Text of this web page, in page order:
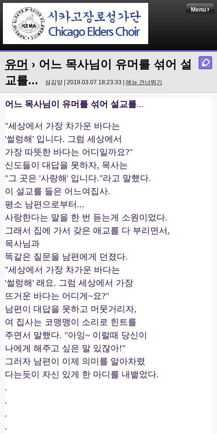
Menu
유머 › 어느 목사님이 유머를 섞어 설
교를...
섬김양 | 2019.03.07 18:23:33 | 메뉴 건너뛰기
어느 목사님이 유머를 섞어 설교를...
"세상에서 가장 차가운 바다는
'썰렁해' 입니다. 그럼 세상에서
가장 따뜻한 바다는 어디일까요?"
신도들이 대답을 못하자, 목사는
"그 곳은 '사랑해' 입니다."라고 말했다.
이 설교를 들은 어느여집사.
평소 남편으로부터...
사랑한다는 말을 한 번 듣는게 소원이었다.
그래서 집에 가서 갖은 애교를 다 부리면서,
목사님과
똑같은 질문을 남편에게 던졌다.
"세상에서 가장 차가운 바다는
'썰렁해' 래요. 그럼 세상에서 가장
뜨거운 바다는 어디게~요?"
남편이 대답을 못하고 머뭇거리자,
여 집사는 코맹맹이 소리로 힌트를
주면서 말했다. "아잉~ 이럴때 당신이
나에게 해주고 싶은 말 있잖아!"
그러자 남편이 이제 의미를 알아차렸
다는듯이 자신 있게 한 마디를 내뱉었다.
.
.
.
.